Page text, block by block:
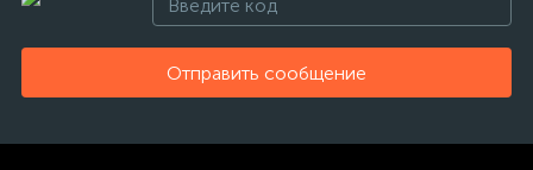
Отправить сообщение